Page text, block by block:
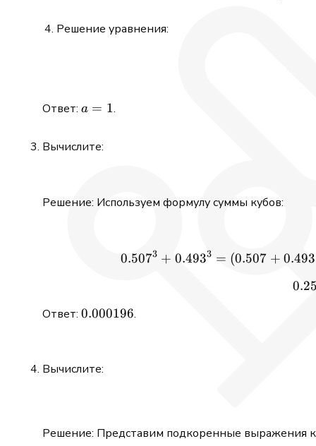
Решение уравнения:
Ответ: a
a = 1.
Вычислите:
Решение: Используем формулу суммы кубов:
0.5073 + 0.4933 = (0.507 + 0.493
Ответ: 0.000196
0.000196.
Вычислите:
Решение: Представим подкоренные выражения